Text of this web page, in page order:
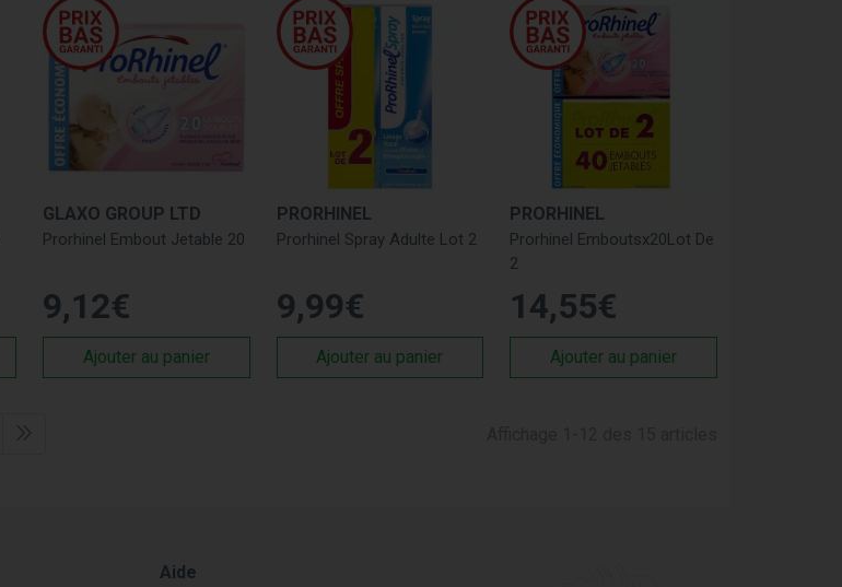
GLAXO GROUP LTD
Prorhinel Embout Jetable 20
9,12€
Ajouter au panier
PRORHINEL
Prorhinel Spray Adulte Lot 2
9,99€
Ajouter au panier
PRORHINEL
Prorhinel Emboutsx20Lot De
2
14,55€
Ajouter au panier
Aide